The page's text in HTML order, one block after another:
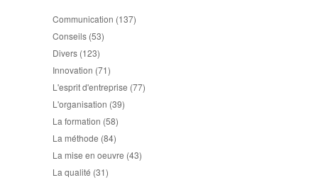
Communication (137)
Conseils (53)
Divers (123)
Innovation (71)
L'esprit d'entreprise (77)
L'organisation (39)
La formation (58)
La méthode (84)
La mise en oeuvre (43)
La qualité (31)